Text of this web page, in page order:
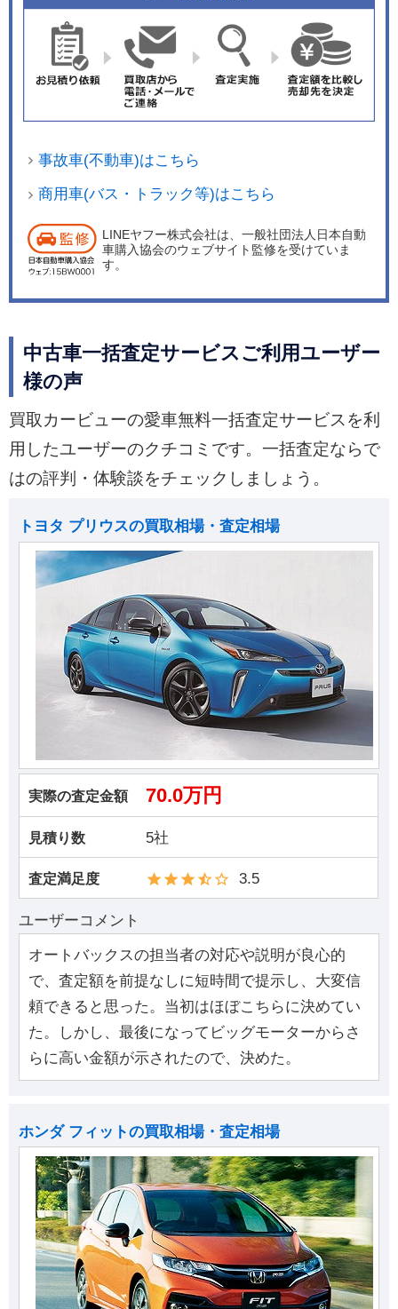
事故車(不動車)はこちら
商用車(バス・トラック等)はこちら
LINEヤフー株式会社は、一般社団法人日本自動
車購入協会のウェブサイト監修を受けていま
す。
中古車一括査定サービスご利用ユーザー
様の声
買取カービューの愛車無料一括査定サービスを利
用したユーザーのクチコミです。一括査定ならで
はの評判・体験談をチェックしましょう。
トヨタ プリウスの買取相場・査定相場
実際の査定金額 70.0万円
見積り数 5社
査定満足度 3.5
ユーザーコメント
オートバックスの担当者の対応や説明が良心的
で、査定額を前提なしに短時間で提示し、大変信
頼できると思った。当初はほぼこちらに決めてい
た。しかし、最後になってビッグモーターからさ
らに高い金額が示されたので、決めた。
ホンダ フィットの買取相場・査定相場